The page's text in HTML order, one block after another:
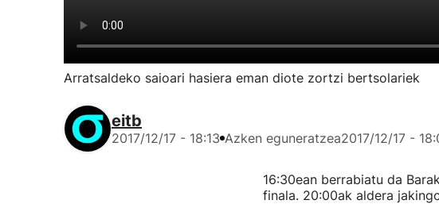
Arratsaldeko saioari hasiera eman diote zortzi bertsolariek
eitb
2017/12/17 - 18:13 Azken eguneratzea2017/12/17 -
16:30ean berrabiatu da
finala. 20:00ak aldera